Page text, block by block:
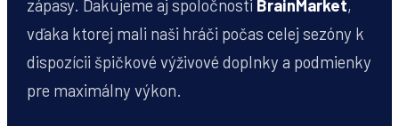
zápasy. Ďakujeme aj spoločnosti BrainMarket,
vďaka ktorej mali naši hráči počas celej sezóny k
dispozícii špičkové výživové doplnky a podmienky
pre maximálny výkon.